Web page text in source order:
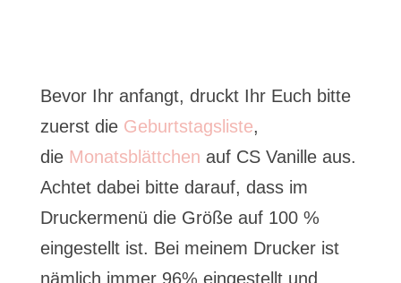
Bevor Ihr anfangt, druckt Ihr Euch bitte
zuerst die Geburtstagsliste,
die Monatsblättchen auf CS Vanille aus.
Achtet dabei bitte darauf, dass im
Druckermenü die Größe auf 100 %
eingestellt ist. Bei meinem Drucker ist
nämlich immer 96% eingestellt und